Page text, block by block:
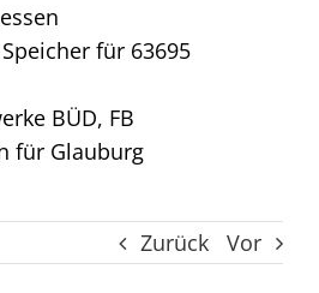
für 63695
BÜD, FB
für Glauburg
Zurück Vor